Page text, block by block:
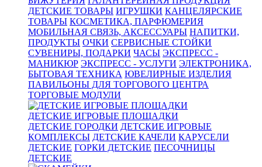
ДЕТСКИЕ ТОВАРЫ ИГРУШКИ КАНЦЕЛЯРСКИЕ
ТОВАРЫ КОСМЕТИКА, ПАРФЮМЕРИЯ
МОБИЛЬНАЯ СВЯЗЬ, АКСЕССУАРЫ НАПИТКИ,
ПРОДУКТЫ ОЧКИ СЕРВИСНЫЕ СТОЙКИ
СУВЕНИРЫ, ПОДАРКИ ЧАСЫ ЭКСПРЕСС -
МАНИКЮР ЭКСПРЕСС - УСЛУГИ ЭЛЕКТРОНИКА,
БЫТОВАЯ ТЕХНИКА ЮВЕЛИРНЫЕ ИЗДЕЛИЯ
ПАВИЛЬОНЫ ДЛЯ ТОРГОВОГО ЦЕНТРА
ТОРГОВЫЕ МОДУЛИ
ДЕТСКИЕ ИГРОВЫЕ ПЛОЩАДКИ
ДЕТСКИЕ ГОРОДКИ ДЕТСКИЕ ИГРОВЫЕ
КОМПЛЕКСЫ ДЕТСКИЕ КАЧЕЛИ КАРУСЕЛИ
ДЕТСКИЕ ГОРКИ ДЕТСКИЕ ПЕСОЧНИЦЫ
ДЕТСКИЕ